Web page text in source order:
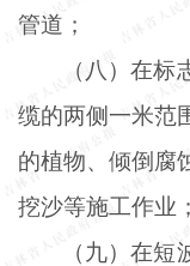
管道；
（八）在标
缆的两侧一米范
的植物、倾倒腐
挖沙等施工作业；
（九）在